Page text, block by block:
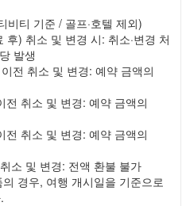
비티 기준 / 골프·호텔 제외)
) 취소 및 변경 시: 취소·변경 처
발생
전 취소 및 변경: 예약 금액의
취소 및 변경: 예약 금액의
취소 및 변경: 예약 금액의
소 및 변경: 전액 환불 불가
경우, 여행 개시일을 기준으로